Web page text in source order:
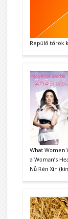
Repülő tőrök
What Women
a Woman’s
Nǚ Rén Xīn